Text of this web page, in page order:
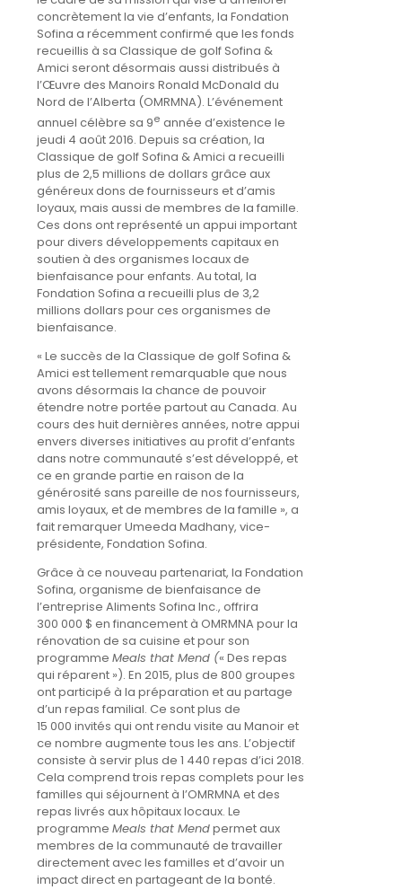
concrètement la vie d’enfants, la Fondation
Sofina a récemment confirmé que les fonds
recueillis à sa Classique de golf Sofina &
Amici seront désormais aussi distribués à
l’Œuvre des Manoirs Ronald McDonald du
Nord de l’Alberta (OMRMNA). L’événement
annuel célèbre sa 9e année d’existence le
jeudi 4 août 2016. Depuis sa création, la
Classique de golf Sofina & Amici a recueilli
plus de 2,5 millions de dollars grâce aux
généreux dons de fournisseurs et d’amis
loyaux, mais aussi de membres de la famille.
Ces dons ont représenté un appui important
pour divers développements capitaux en
soutien à des organismes locaux de
bienfaisance pour enfants. Au total, la
Fondation Sofina a recueilli plus de 3,2
millions dollars pour ces organismes de
bienfaisance.
« Le succès de la Classique de golf Sofina &
Amici est tellement remarquable que nous
avons désormais la chance de pouvoir
étendre notre portée partout au Canada. Au
cours des huit dernières années, notre appui
envers diverses initiatives au profit d’enfants
dans notre communauté s’est développé, et
ce en grande partie en raison de la
générosité sans pareille de nos fournisseurs,
amis loyaux, et de membres de la famille », a
fait remarquer Umeeda Madhany, vice-
présidente, Fondation Sofina.
Grâce à ce nouveau partenariat, la Fondation
Sofina, organisme de bienfaisance de
l’entreprise Aliments Sofina Inc., offrira
300 000 $ en financement à OMRMNA pour la
rénovation de sa cuisine et pour son
programme Meals that Mend (« Des repas
qui réparent »). En 2015, plus de 800 groupes
ont participé à la préparation et au partage
d’un repas familial. Ce sont plus de
15 000 invités qui ont rendu visite au Manoir et
ce nombre augmente tous les ans. L’objectif
consiste à servir plus de 1 440 repas d’ici 2018.
Cela comprend trois repas complets pour les
familles qui séjournent à l’OMRMNA et des
repas livrés aux hôpitaux locaux. Le
programme Meals that Mendpermet aux
membres de la communauté de travailler
directement avec les familles et d’avoir un
impact direct en partageant de la bonté.